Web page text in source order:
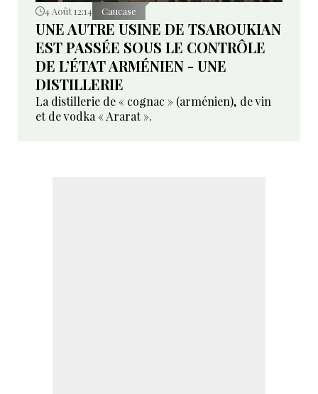
4 Août 12:14 Caucase
UNE AUTRE USINE DE TSAROUKIAN
EST PASSÉE SOUS LE CONTRÔLE
DE L’ÉTAT ARMÉNIEN - UNE
DISTILLERIE
La distillerie de « cognac » (arménien), de vin
et de vodka « Ararat ».